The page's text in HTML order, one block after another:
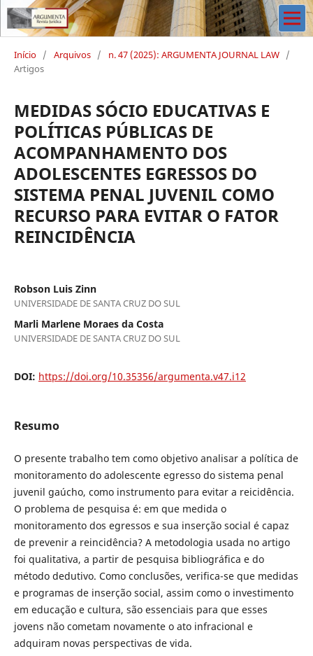
Início / Arquivos / n. 47 (2025): ARGUMENTA JOURNAL LAW /
Artigos
MEDIDAS SÓCIO EDUCATIVAS E
POLÍTICAS PÚBLICAS DE
ACOMPANHAMENTO DOS
ADOLESCENTES EGRESSOS DO
SISTEMA PENAL JUVENIL COMO
RECURSO PARA EVITAR O FATOR
REINCIDÊNCIA
Robson Luis Zinn
UNIVERSIDADE DE SANTA CRUZ DO SUL
Marli Marlene Moraes da Costa
UNIVERSIDADE DE SANTA CRUZ DO SUL
DOI: https://doi.org/10.35356/argumenta.v47.i12
Resumo
O presente trabalho tem como objetivo analisar a política de
monitoramento do adolescente egresso do sistema penal
juvenil gaúcho, como instrumento para evitar a reicidência.
O problema de pesquisa é: em que medida o
monitoramento dos egressos e sua inserção social é capaz
de prevenir a reincidência? A metodologia usada no artigo
foi qualitativa, a partir de pesquisa bibliográfica e do
método dedutivo. Como conclusões, verifica-se que medidas
e programas de inserção social, assim como o investimento
em educação e cultura, são essenciais para que esses
jovens não cometam novamente o ato infracional e
adquiram novas perspectivas de vida.